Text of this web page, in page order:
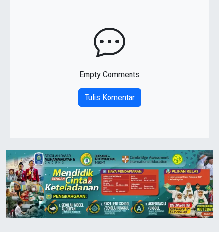
Empty Comments
Tulis Komentar